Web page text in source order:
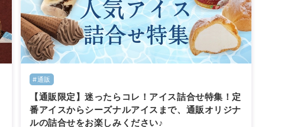
#通販
【通販限定】迷ったらコレ！アイス詰合せ特集！定
番アイスからシーズナルアイスまで、通販オリジナ
ルの詰合せをお楽しみください♪